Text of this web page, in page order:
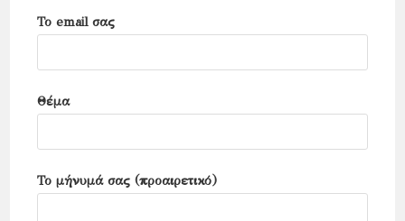
Το email σας
Θέμα
Το μήνυμά σας (προαιρετικό)